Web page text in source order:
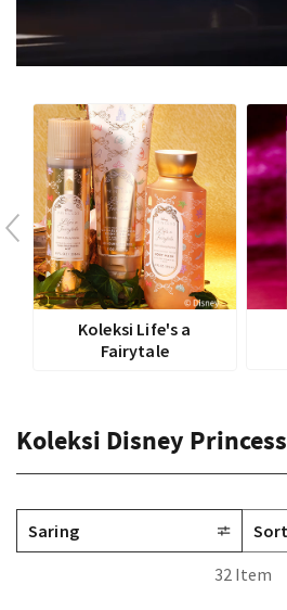
Koleksi Life's a
Fairytale
Koleksi Disney Princess
Saring
32 Item